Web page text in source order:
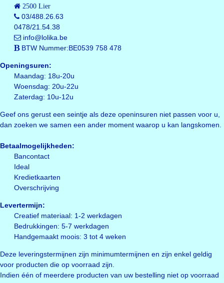
2500 Lier
03/488.26.63
0478/21.54.38
info@lolika.be
BTW Nummer:BE0539 758 478
Openingsuren:
Maandag: 18u-20u
Woensdag: 20u-22u
Zaterdag: 10u-12u
Geef ons gerust een seintje als deze openinsuren niet passen voor u,
dan zoeken we samen een ander moment waarop u kan langskomen.
Betaalmogelijkheden:
Bancontact
Ideal
Kredietkaarten
Overschrijving
Levertermijn:
Creatief materiaal: 1-2 werkdagen
Bedrukkingen: 5-7 werkdagen
Handgemaakt moois: 3 tot 4 weken
Deze leveringstermijnen zijn minimumtermijnen en zijn enkel geldig
voor producten die op voorraad zijn.
Indien één of meerdere producten van uw bestelling niet op voorraad